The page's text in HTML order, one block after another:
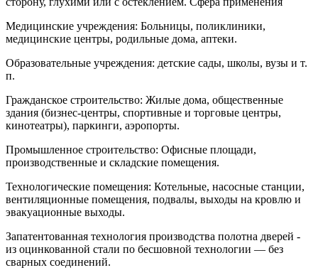
Медицинские учреждения: Больницы, поликлиники,
медицинские центры, родильные дома, аптеки.
Образовательные учреждения: детские сады, школы, вузы и т.
п.
Гражданское строительство: Жилые дома, общественные
здания (бизнес-центры, спортивные и торговые центры,
кинотеатры), паркинги, аэропорты.
Промышленное строительство: Офисные площади,
производственные и складские помещения.
Технологические помещения: Котельные, насосные станции,
вентиляционные помещения, подвалы, выходы на кровлю и
эвакуационные выходы.
Запатентованная технология производства полотна дверей -
из оцинкованной стали по бесшовной технологии — без
сварных соединений.